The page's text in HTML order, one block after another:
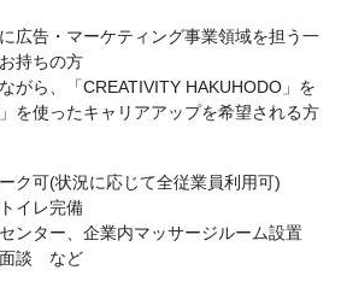
広告・マーケティング事業領域を担う一
持ちの方
がら、「CREATIVITY HAKUHODO」を
を使ったキャリアアップを希望される方
ク可(状況に応じて全従業員利用可)
イレ完備
ンター、企業内マッサージルーム設置
面談 など